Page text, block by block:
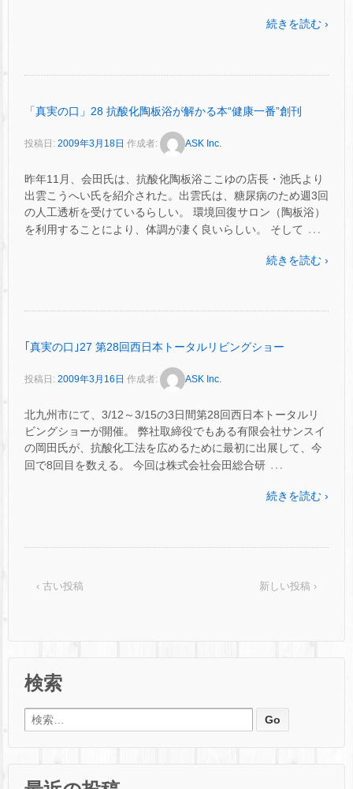
続きを読む ›
「真実の口」28 抗酸化陶板浴が解かる本“健康一番”創刊
投稿日: 2009年3月18日 作成者: ASK Inc.
昨年11月、会田氏は、抗酸化陶板浴ここゆの店長・池氏より
出雲こうへい氏を紹介された。出雲氏は、糖尿病のため週3回
の人工透析を受けているらしい。 環境回復サロン（陶板浴）
を利用することにより、体調が凄く良いらしい。 そして …
続きを読む ›
｢真実の口｣27 第28回西日本トータルリビングショー
投稿日: 2009年3月16日 作成者: ASK Inc.
北九州市にて、3/12～3/15の3日間第28回西日本トータルリ
ビングショーが開催。 弊社取締役でもある有限会社サンスイ
の岡田氏が、抗酸化工法を広めるために最初に出展して、今
回で8回目を数える。 今回は株式会社会田総合研 …
続きを読む ›
‹ 古い投稿 新しい投稿 ›
検索
検索: